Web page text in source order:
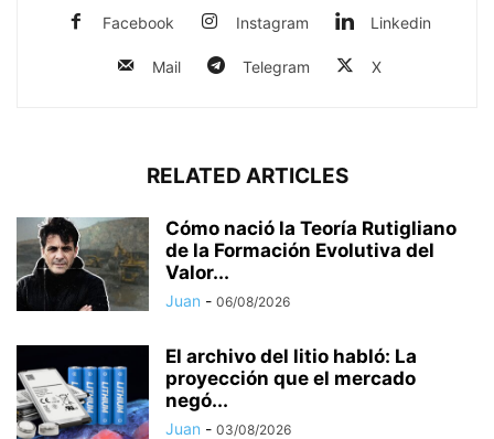
Facebook Instagram Linkedin
Mail Telegram X
RELATED ARTICLES
Cómo nació la Teoría Rutigliano
de la Formación Evolutiva del
Valor...
Juan - 06/08/2026
El archivo del litio habló: La
proyección que el mercado
negó...
Juan - 03/08/2026